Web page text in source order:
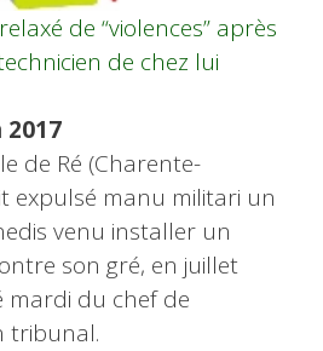
de “violences” après
de chez lui
2017
de Ré (Charente-
expulsé manu militari un
venu installer un
son gré, en juillet
mardi du chef de
tribunal.